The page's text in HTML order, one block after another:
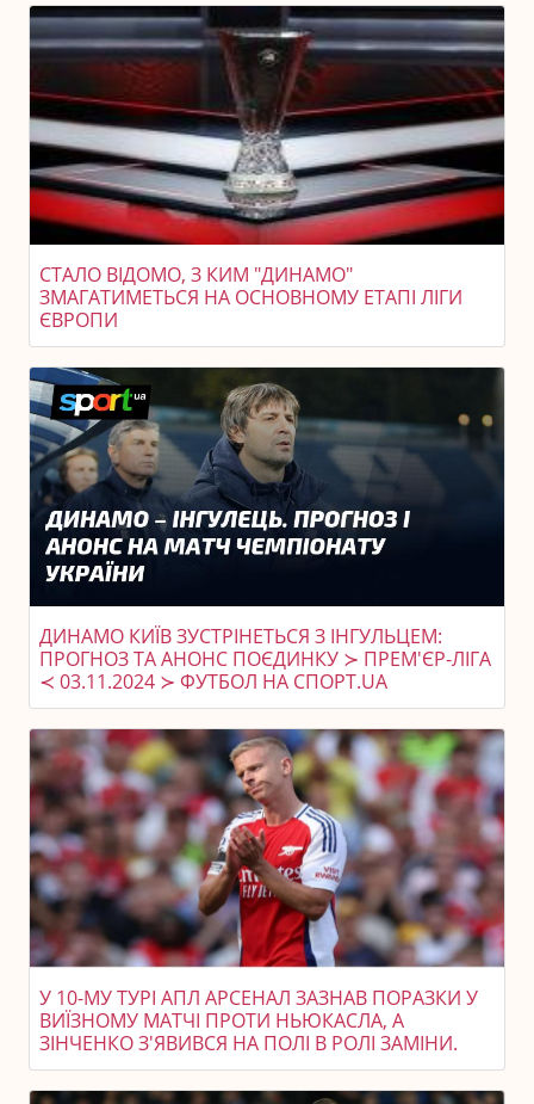
СТАЛО ВІДОМО, З КИМ "ДИНАМО"
ЗМАГАТИМЕТЬСЯ НА ОСНОВНОМУ ЕТАПІ ЛІГИ
ЄВРОПИ
ДИНАМО КИЇВ ЗУСТРІНЕТЬСЯ З ІНГУЛЬЦЕМ:
ПРОГНОЗ ТА АНОНС ПОЄДИНКУ ≻ ПРЕМ'ЄР-ЛІГА
≺ 03.11.2024 ≻ ФУТБОЛ НА СПОРТ.UA
У 10-МУ ТУРІ АПЛ АРСЕНАЛ ЗАЗНАВ ПОРАЗКИ У
ВИЇЗНОМУ МАТЧІ ПРОТИ НЬЮКАСЛА, А
ЗІНЧЕНКО З'ЯВИВСЯ НА ПОЛІ В РОЛІ ЗАМІНИ.